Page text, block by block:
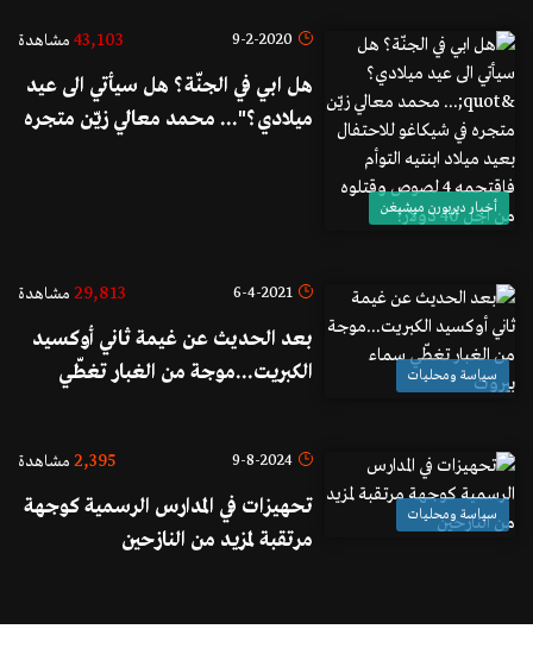
أخبار ديربورن ميشيغن
9-2-2020
43,103 مشاهدة
هل ابي في الجنّة؟ هل سيأتي الى عيد
ميلادي؟"... محمد معالي زيّن متجره
سياسة ومحليات
6-4-2021
29,813 مشاهدة
بعد الحديث عن غيمة ثاني أوكسيد
الكبريت...موجة من الغبار تغطّي
سياسة ومحليات
9-8-2024
2,395 مشاهدة
تحهيزات في المدارس الرسمية كوجهة
مرتقبة لمزيد من النازحين